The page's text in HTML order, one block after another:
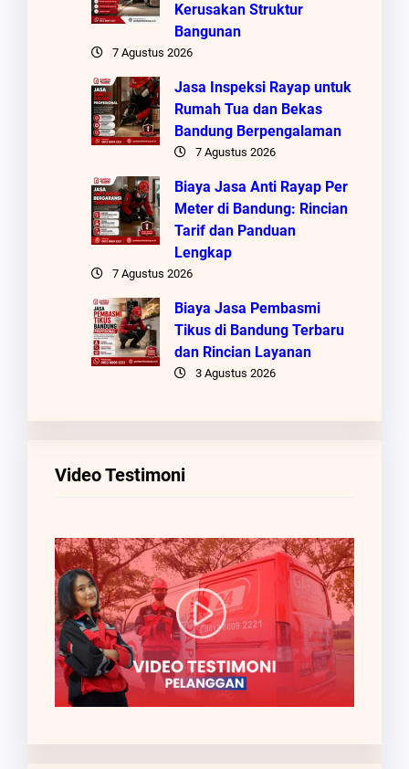
Kerusakan Struktur
Bangunan
7 Agustus 2026
Jasa Inspeksi Rayap untuk
Rumah Tua dan Bekas
Bandung Berpengalaman
7 Agustus 2026
Biaya Jasa Anti Rayap Per
Meter di Bandung: Rincian
Tarif dan Panduan
Lengkap
7 Agustus 2026
Biaya Jasa Pembasmi
Tikus di Bandung Terbaru
dan Rincian Layanan
3 Agustus 2026
Video Testimoni